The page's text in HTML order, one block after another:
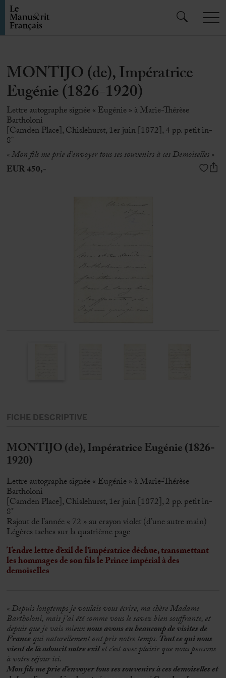
MONTIJO (de), Impératrice
Eugénie (1826-1920)
Lettre autographe signée « Eugénie » à Marie-Thérèse
Bartholoni
[Camden Place], Chislehurst, 1er juin [1872], 4 pp. petit in-
8°
« Mon fils me prie d’envoyer tous ses souvenirs à ces Demoiselles »
EUR 450,-
FICHE DESCRIPTIVE
MONTIJO (de), Impératrice Eugénie (1826-
1920)
Lettre autographe signée « Eugénie » à Marie-Thérèse
Bartholoni
[Camden Place], Chislehurst, 1er juin [1872], 2 pp. petit in-
8°
Rajout de l’année « 72 » au crayon violet (d’une autre main)
Légères taches sur la quatrième page
Tendre lettre d’exil de l’impératrice déchue, transmettant
les hommages de son fils le Prince impérial à des
demoiselles
« Depuis longtemps je voulais vous écrire, ma chère Madame
Bartholoni, mais j’ai été comme vous le savez bien souffrante, et
depuis que je vais mieuxnous avons eu beaucoup de visites de
Francequi naturellement ont pris notre temps. Tout ce qui nous
vient de là adoucit notre exilet c’est avec plaisir que nous pensons
à votre séjour ici.
Mon fils me prie d’envoyer tous ses souvenirs à ces demoiselles et